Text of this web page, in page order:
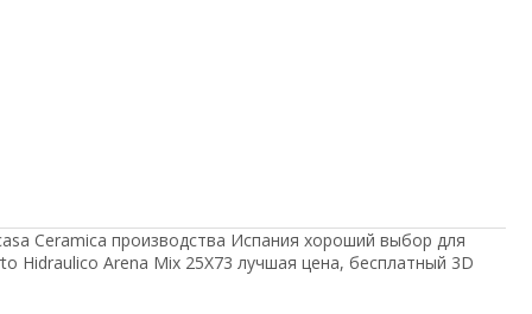
Ceramica производства Испания хороший выбор для
Hidraulico Arena Mix 25Х73 лучшая цена, бесплатный 3D